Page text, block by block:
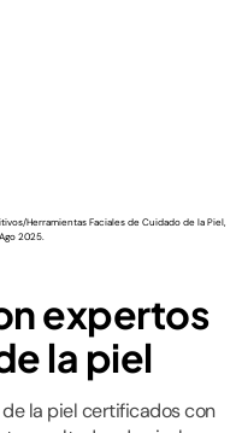
Herramientas Faciales de Cuidado de la Piel,
2025.
expertos
la piel
la piel certificados con